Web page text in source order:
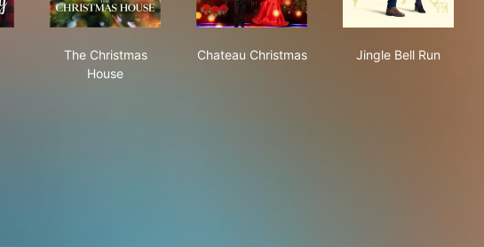
The Christmas
House
Chateau Christmas
Jingle Bell Run